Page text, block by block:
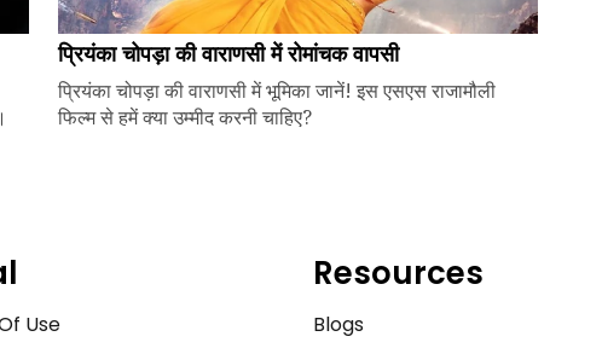
प्रियंका चोपड़ा की वाराणसी में रोमांचक वापसी
प्रियंका चोपड़ा की वाराणसी में भूमिका जानें! इस एसएस राजामौली
फिल्म से हमें क्या उम्मीद करनी चाहिए?
Use
Resources
Blogs